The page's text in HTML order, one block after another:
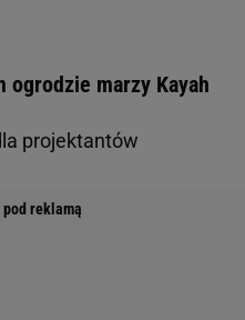
ogrodzie marzy Kayah
projektantów